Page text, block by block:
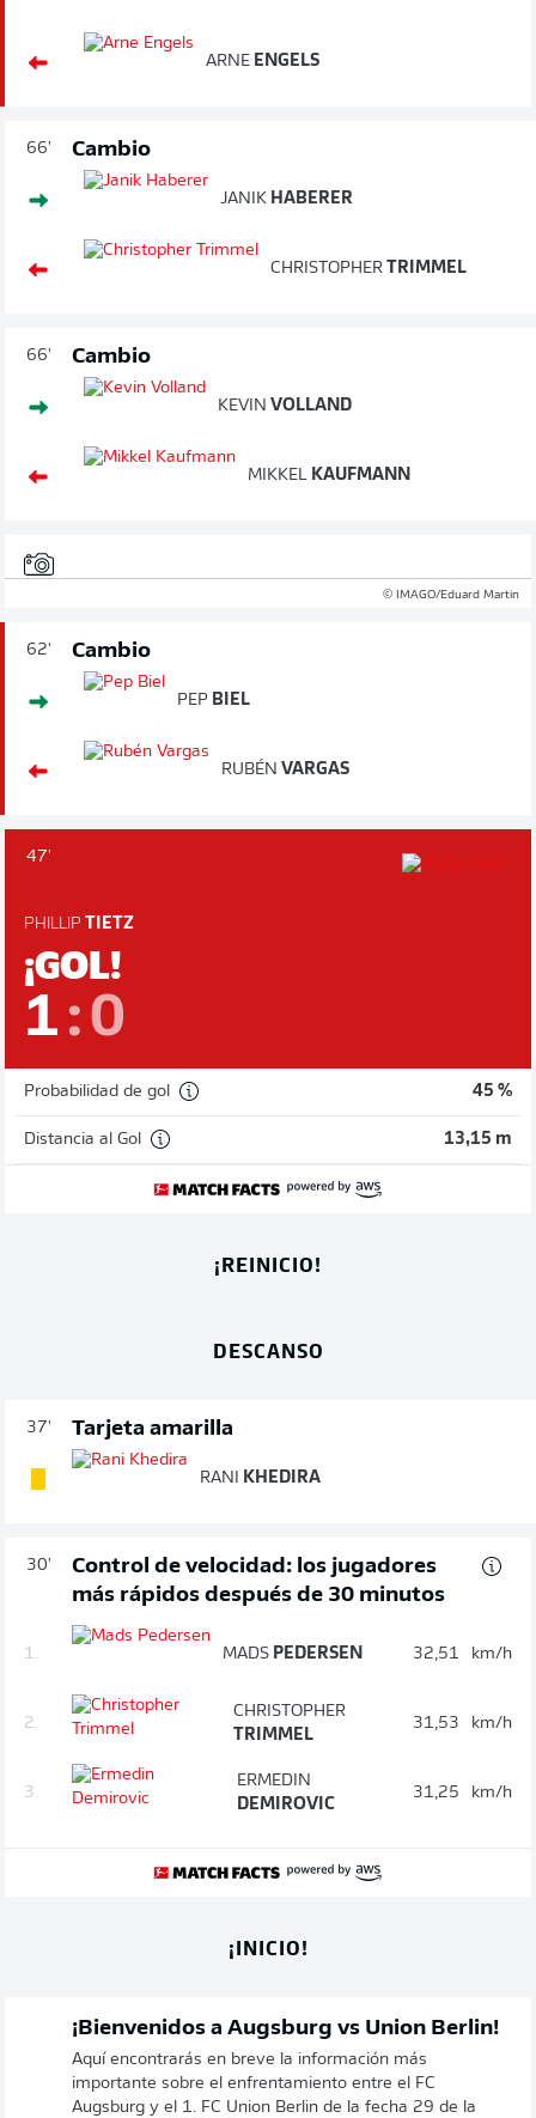
ARNE ENGELS
66' Cambio
JANIK HABERER
CHRISTOPHER TRIMMEL
66' Cambio
KEVIN VOLLAND
MIKKEL KAUFMANN
© IMAGO/Eduard Martin
62' Cambio
PEP BIEL
RUBÉN VARGAS
47'
PHILLIP TIETZ
¡GOL!
1 :0
Probabilidad de gol 45 %
Distancia al Gol 13,15 m
¡REINICIO!
DESCANSO
37' Tarjeta amarilla
RANI KHEDIRA
30'
Control de velocidad: los jugadores
más rápidos después de 30 minutos
1. MADS PEDERSEN 32,51 km/h
2.
CHRISTOPHER
TRIMMEL
31,53 km/h
3.
ERMEDIN
DEMIROVIC
31,25 km/h
¡INICIO!
¡Bienvenidos a Augsburg vs Union Berlin!
Aquí encontrarás en breve la información más
importante sobre el enfrentamiento entre el FC
Augsburg y el 1. FC Union Berlin de la fecha 29 de la